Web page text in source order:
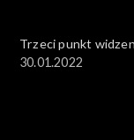
Trzeci punkt
30.01.2022